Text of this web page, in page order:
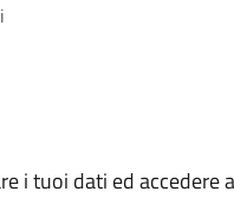
i tuoi dati ed accedere